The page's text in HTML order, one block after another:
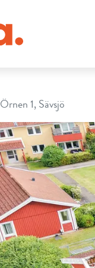
Örnen 1, Sävsjö